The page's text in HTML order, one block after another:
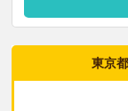
東京